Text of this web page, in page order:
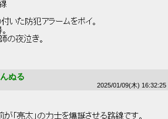
いた防犯アラームをポイ。
の夜泣き。
ぬる
2025/01/09(木) 16:32:25
が「亮太」の力士を爆誕させる路線です。